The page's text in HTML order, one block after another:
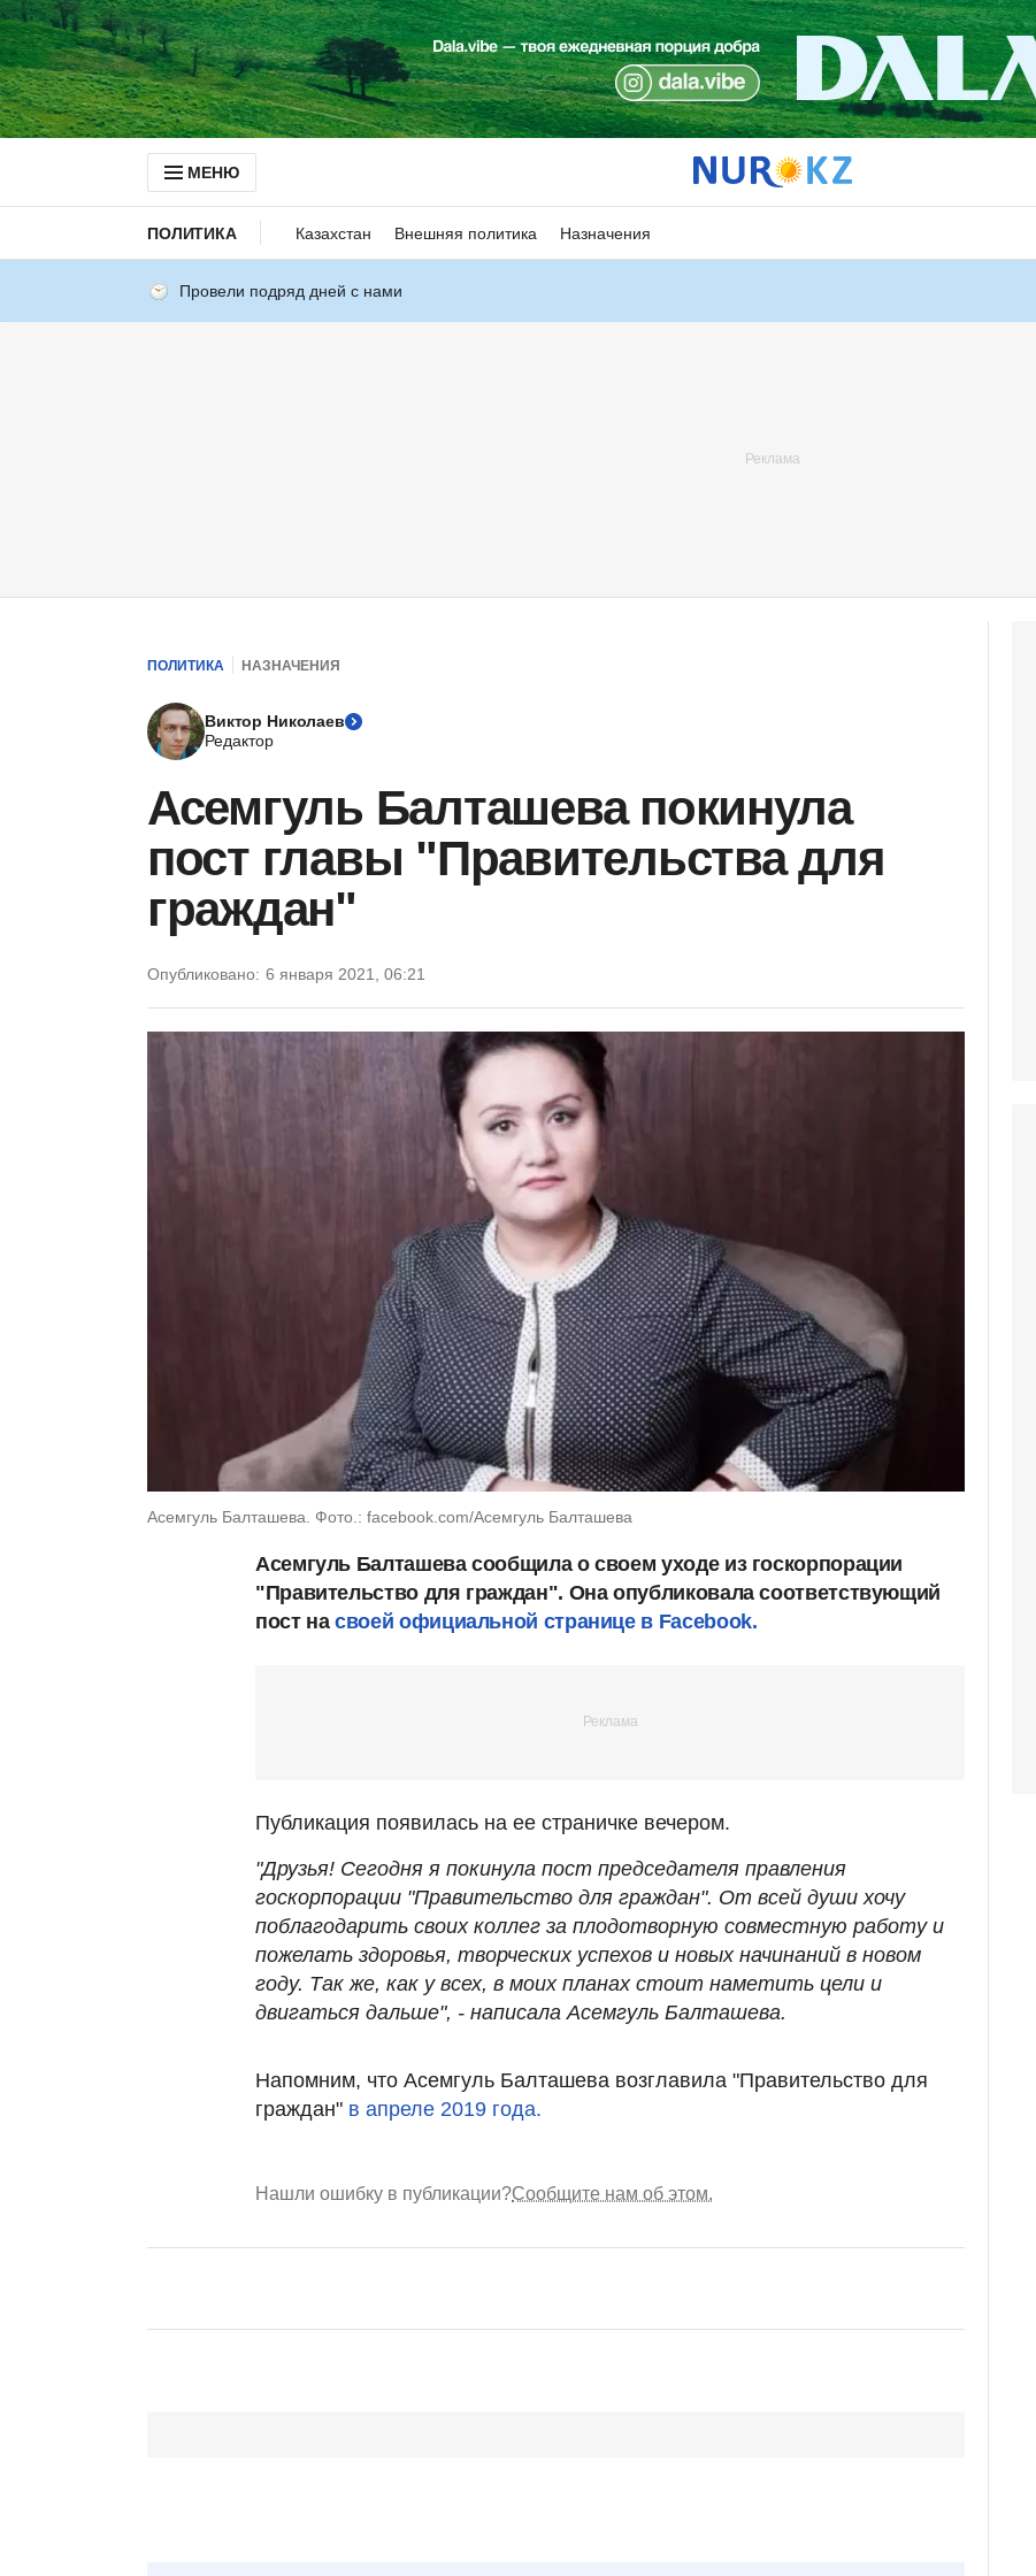
МЕНЮ
ПОЛИТИКА Казахстан Внешняя политика Назначения
Провели подряд дней с нами
ПОЛИТИКА НАЗНАЧЕНИЯ
Виктор Николаев
Редактор
Асемгуль Балташева покинула
пост главы "Правительства для
граждан"
Опубликовано: 6 января 2021, 06:21
Асемгуль Балташева. Фото.: facebook.com/Асемгуль Балташева
Асемгуль Балташева сообщила о своем уходе из госкорпорации
"Правительство для граждан". Она опубликовала соответствующий
пост насвоей официальной странице в Facebook.
Публикация появилась на ее страничке вечером.
"Друзья! Сегодня я покинула пост председателя правления
госкорпорации "Правительство для граждан". От всей души хочу
поблагодарить своих коллег за плодотворную совместную работу и
пожелать здоровья, творческих успехов и новых начинаний в новом
году. Так же, как у всех, в моих планах стоит наметить цели и
двигаться дальше", - написала Асемгуль Балташева.
Напомним, что Асемгуль Балташева возглавила "Правительство для
граждан" в апреле 2019 года.
Нашли ошибку в публикации?Сообщите нам об этом.